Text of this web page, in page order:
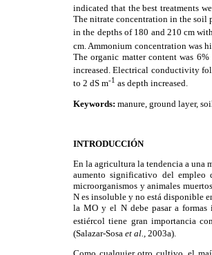
indicated that the best treatments
The nitrate concentration in the soil
in the depths of 180 and 210 cm
cm. Ammonium concentration was
The organic matter content was
increased. Electrical conductivity
to 2 dS m-1 as depth increased.
Keywords: manure, ground layer,
INTRODUCCIÓN
En la agricultura la tendencia a una
aumento significativo del empleo
microorganismos y animales
N es insoluble y no está disponible
la MO y el N debe pasar a formas
estiércol tiene gran importancia
(Salazar-Sosa et al., 2003a).